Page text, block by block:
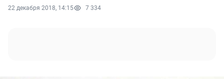
22 декабря 2018, 14:15 7 334